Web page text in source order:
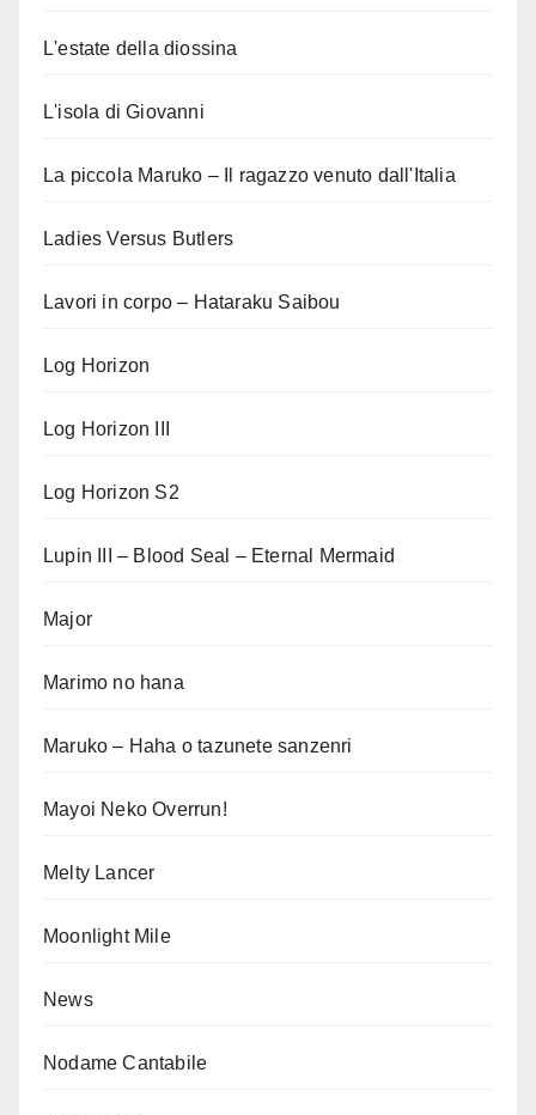
L'estate della diossina
L'isola di Giovanni
La piccola Maruko – Il ragazzo venuto dall'Italia
Ladies Versus Butlers
Lavori in corpo – Hataraku Saibou
Log Horizon
Log Horizon III
Log Horizon S2
Lupin III – Blood Seal – Eternal Mermaid
Major
Marimo no hana
Maruko – Haha o tazunete sanzenri
Mayoi Neko Overrun!
Melty Lancer
Moonlight Mile
News
Nodame Cantabile